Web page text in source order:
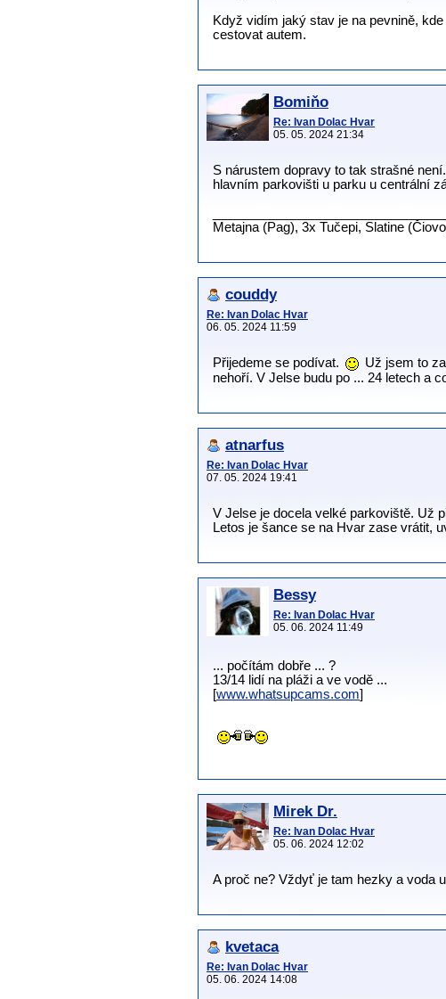
Když vidím jaký stav je na pevnině,
cestovat autem.
Bomiňo
Re: Ivan Dolac Hvar
05. 05. 2024 21:34
S nárustem dopravy to tak strašné
hlavním parkovišti u parku u centrální
Metajna (Pag), 3x Tučepi, Slatine
couddy
Re: Ivan Dolac Hvar
06. 05. 2024 11:59
Přijedeme se podívat.
Už jsem to
nehoří. V Jelse budu po ... 24 letech a
atnarfus
Re: Ivan Dolac Hvar
07. 05. 2024 19:41
V Jelse je docela velké parkoviště. Už
Letos je šance se na Hvar zase vrátit,
Bessy
Re: Ivan Dolac Hvar
05. 06. 2024 11:49
... počítám dobře ... ?
13/14 lidí na pláži a ve vodě ...
[www.whatsupcams.com]
Mirek Dr.
Re: Ivan Dolac Hvar
05. 06. 2024 12:02
A proč ne? Vždyť je tam hezky a voda
kvetaca
Re: Ivan Dolac Hvar
05. 06. 2024 14:08